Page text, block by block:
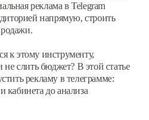
реклама в Telegram
напрямую, строить
к этому инструменту,
не слить бюджет? В этой статье
рекламу в телеграмме:
кабинета до анализа